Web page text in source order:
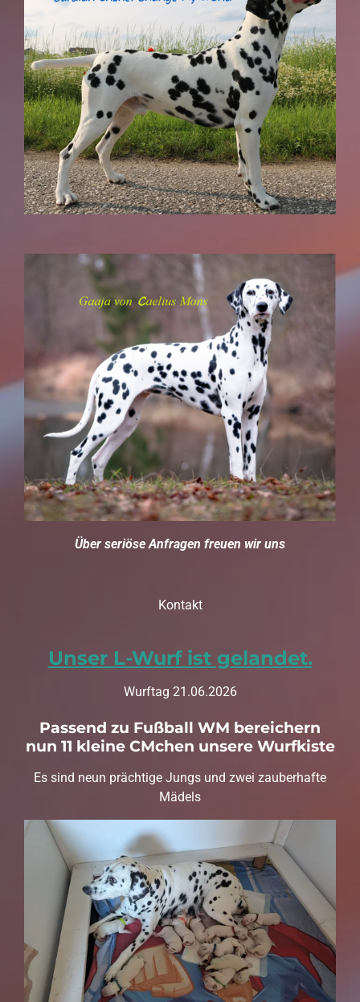
Über seriöse Anfragen freuen wir uns
Kontakt
Unser L-Wurf ist gelandet.
Wurftag 21.06.2026
Passend zu Fußball WM bereichern
nun 11 kleine CMchen unsere Wurfkiste
Es sind neun prächtige Jungs und zwei zauberhafte
Mädels